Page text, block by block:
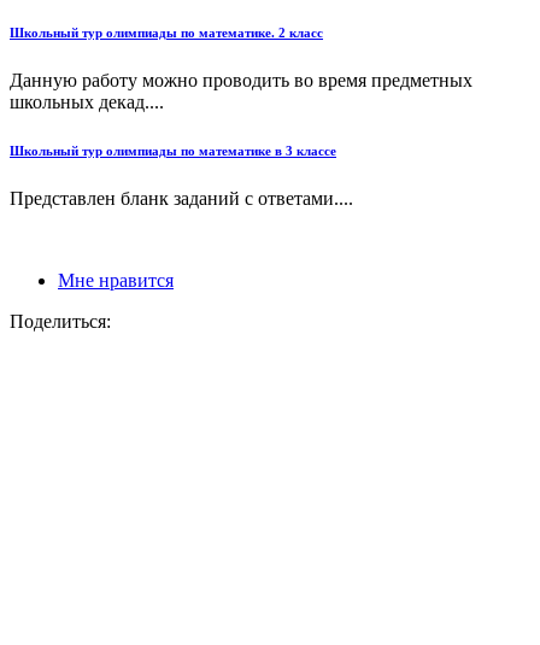
Школьный тур олимпиады по математике. 2 класс
Данную работу можно проводить во время предметных
школьных декад....
Школьный тур олимпиады по математике в 3 классе
Представлен бланк заданий с ответами....
Мне нравится
Поделиться: